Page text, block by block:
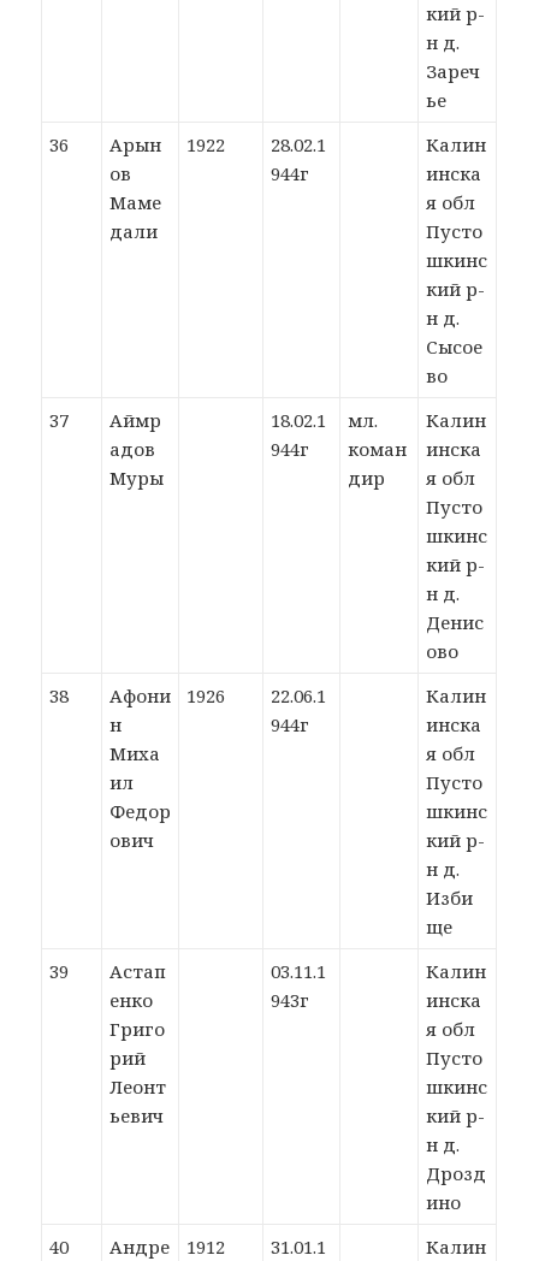
кий р-
н д.
Зареч
ье
36
Арын
ов
Маме
дали
1922
28.02.1
944г
Калин
инска
я обл
Пусто
шкинс
кий р-
н д.
Сысое
во
37
Аймр
адов
Муры
18.02.1
944г
мл.
коман
дир
Калин
инска
я обл
Пусто
шкинс
кий р-
н д.
Денис
ово
38
Афони
н
Миха
ил
Федор
ович
1926
22.06.1
944г
Калин
инска
я обл
Пусто
шкинс
кий р-
н д.
Изби
ще
39
Астап
енко
Григо
рий
Леонт
ьевич
03.11.1
943г
Калин
инска
я обл
Пусто
шкинс
кий р-
н д.
Дрозд
ино
40
Андре 1912 31.01.1 Калин